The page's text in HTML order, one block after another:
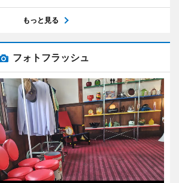
もっと見る
フォトフラッシュ